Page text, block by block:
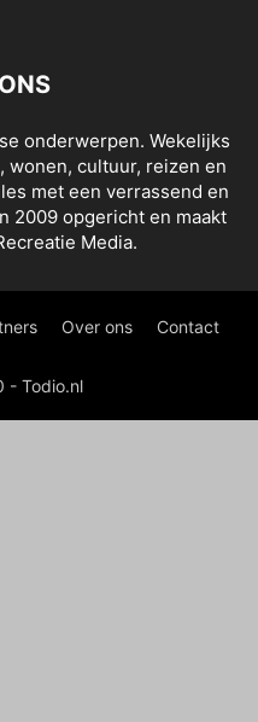
onderwerpen. Wekelijks
wonen, cultuur, reizen en
met een verrassend en
2009 opgericht en maakt
Media.
Over ons Contact
- Todio.nl